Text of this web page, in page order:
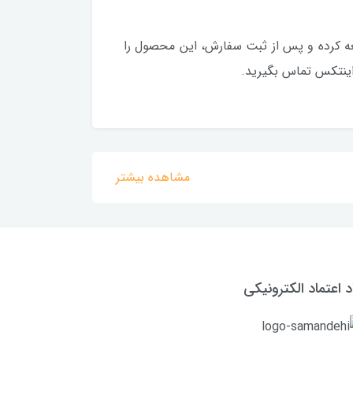
کرده و پس از ثبت سفارش، این محصول را
تماس بگیرید.
مشاهده بیشتر
اعتماد الکترونیکی